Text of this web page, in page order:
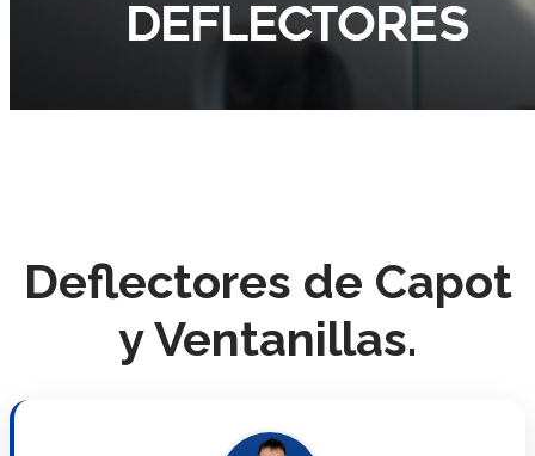
Deflectores de Capot
y Ventanillas.